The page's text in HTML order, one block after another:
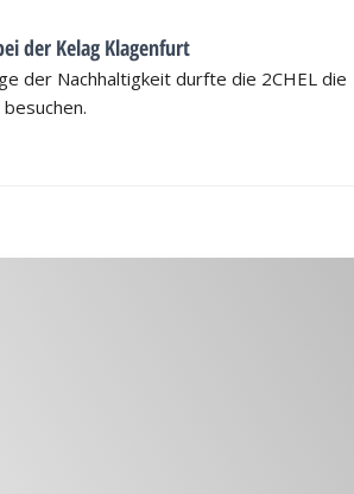
der Kelag Klagenfurt
der Nachhaltigkeit durfte die 2CHEL die